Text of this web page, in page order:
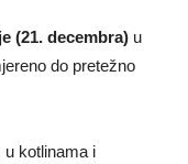
(21. decembra) u
do pretežno
u kotlinama i